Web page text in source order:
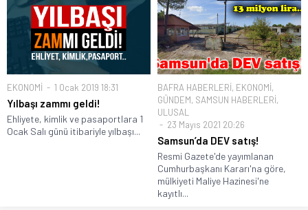
EKONOMİ 1 Ocak 2019 18:31
Yılbaşı zammı geldi!
Ehliyete, kimlik ve pasaportlara 1
Ocak Salı günü itibariyle yılbaşı...
BAFRA HABERLERİ, EKONOMİ,
GÜNDEM, SAMSUN HABERLERİ,
ULUSAL
23 Mayıs 2021 20:26
Samsun’da DEV satış!
Resmi Gazete'de yayımlanan
Cumhurbaşkanı Kararı'na göre,
mülkiyeti Maliye Hazinesi'ne
kayıtlı...